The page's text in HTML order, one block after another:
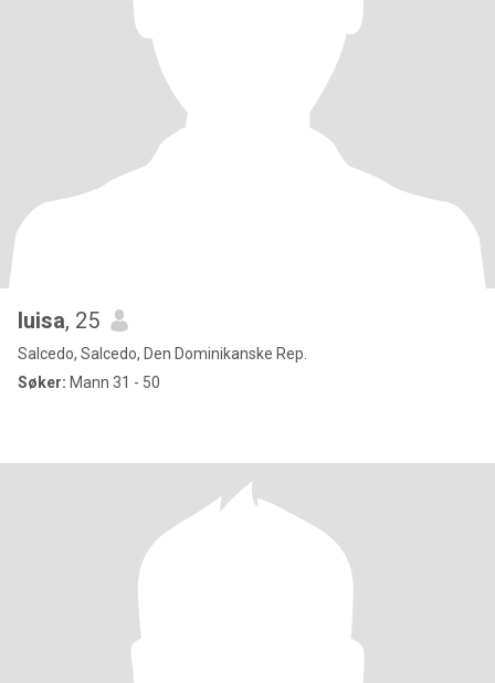
luisa, 25
Salcedo, Salcedo, Den Dominikanske Rep.
Søker: Mann 31 - 50